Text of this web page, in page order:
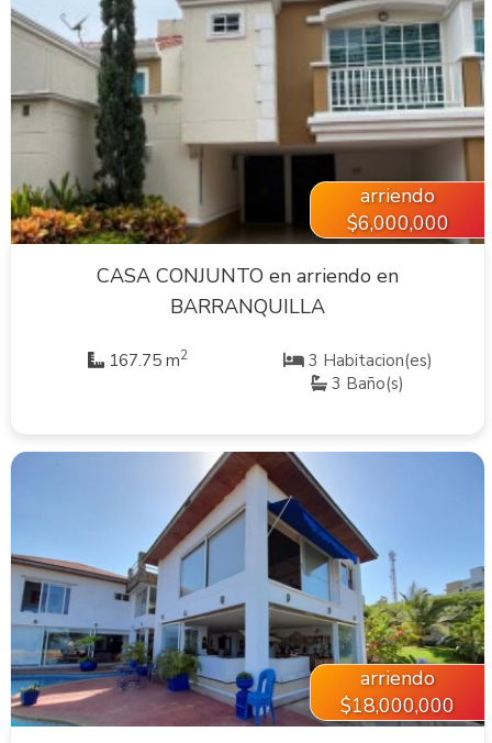
VER INMUEBLE
arriendo
$6,000,000
CASA CONJUNTO en arriendo en
BARRANQUILLA
167.75 m2
3 Habitacion(es)
3 Baño(s)
VER INMUEBLE
arriendo
$18,000,000